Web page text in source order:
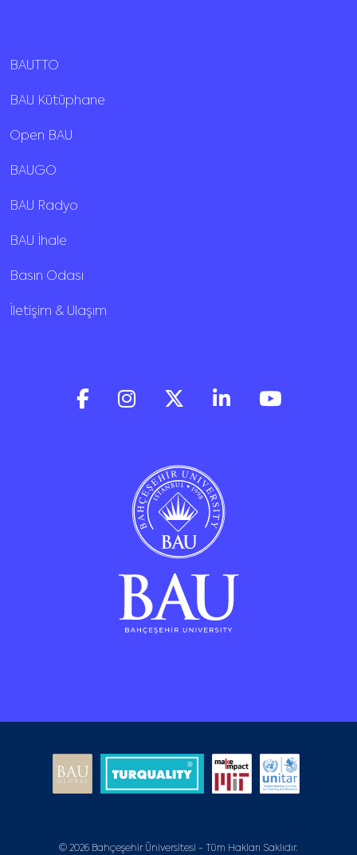
BAUTTO
BAU Kütüphane
Open BAU
BAUGO
BAU Radyo
BAU İhale
Basın Odası
İletişim & Ulaşım
© 2026 Bahçeşehir Üniversitesi - Tüm Hakları Saklıdır.